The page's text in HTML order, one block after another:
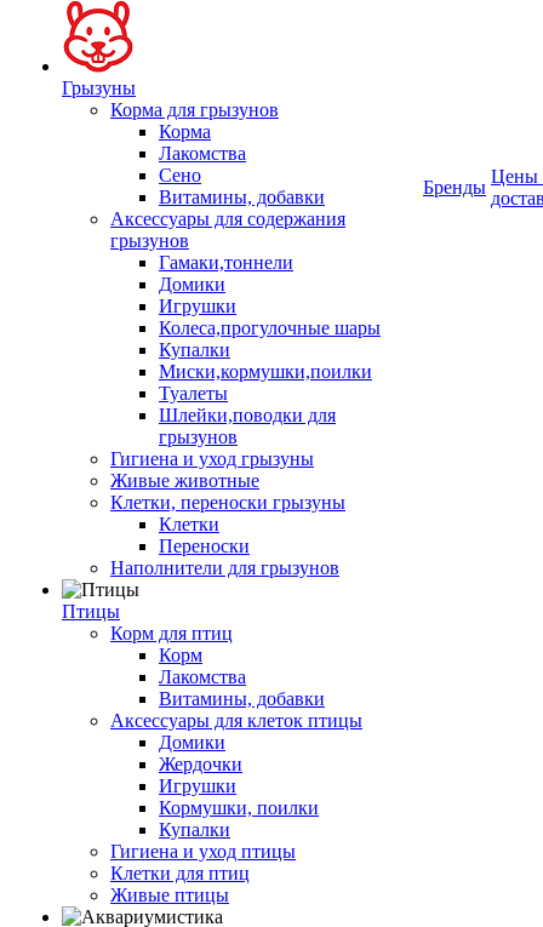
Грызуны
Корма для грызунов
Корма
Лакомства
Сено
Витамины, добавки
Аксессуары для содержания
грызунов
Гамаки,тоннели
Домики
Игрушки
Колеса,прогулочные шары
Купалки
Миски,кормушки,поилки
Туалеты
Шлейки,поводки для
грызунов
Гигиена и уход грызуны
Живые животные
Клетки, переноски грызуны
Клетки
Переноски
Наполнители для грызунов
Птицы
Корм для птиц
Корм
Лакомства
Витамины, добавки
Аксессуары для клеток птицы
Домики
Жердочки
Игрушки
Кормушки, поилки
Купалки
Гигиена и уход птицы
Клетки для птиц
Живые птицы
Бренды
Цены